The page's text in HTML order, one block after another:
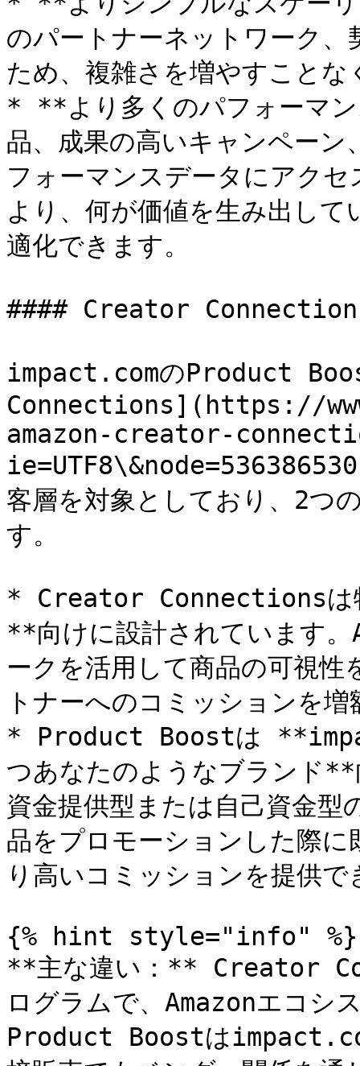
のパートナーネットワーク
ため、複雑さを増やすことな
* **より多くのパフォーマ
品、成果の高いキャンペー
フォーマンスデータにアク
より、何が価値を生み出し
適化できます。
#### Creator
impact.comのProduct
Connections](https://
amazon-creator-
客層を対象としており、2つ
す。
* Creator Connectionsは
**向けに設計されています。
ークを活用して商品の可視
トナーへのコミッションを
* Product Boostは
つあなたのようなブランド
資金提供型または自己資金型
品をプロモーションした際
り高いコミッションを提供で
{% hint style="info" %}
**主な違い：** Creator
ログラムで、Amazonエコシ
Product Boostは